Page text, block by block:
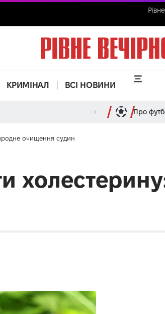
КРИМІНАЛ ВСІ НОВИНИ
Про
очищення судин